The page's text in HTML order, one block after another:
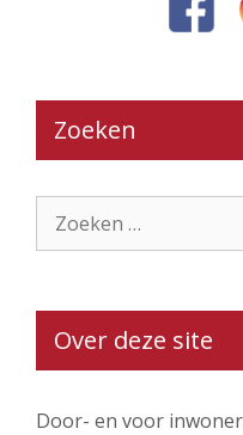
Zoeken
naar:
Over deze site
Door- en voor